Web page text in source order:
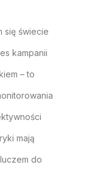
się świecie
kampanii
– to
mają
do